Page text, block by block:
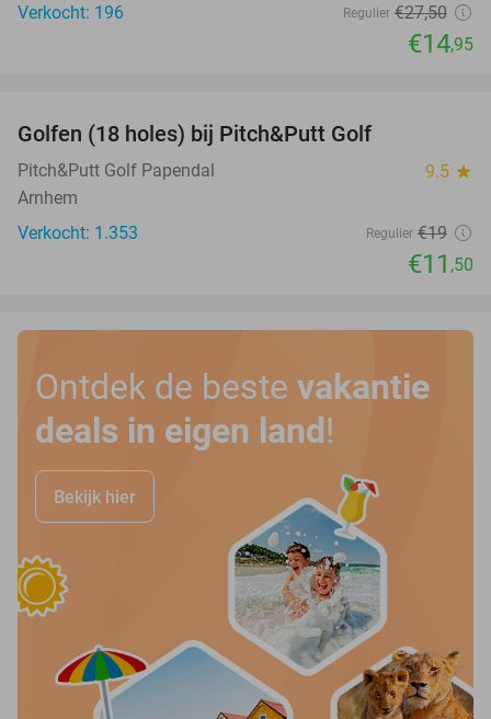
Verkocht: 196
Regulier €27,50
€14,95
Golfen (18 holes) bij Pitch&Putt Golf
Pitch&Putt Golf Papendal 9.5 star
Arnhem
Verkocht: 1.353
Regulier €19
€11 ,50
Ontdek de beste vakantie
deals in eigen land!
Bekijk hier